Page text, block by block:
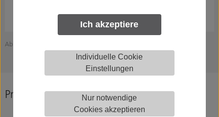
Ich akzeptiere
Individuelle Cookie
Einstellungen
Nur notwendige
Cookies akzeptieren
Abbildung zeigt KWS 9901.96
Produkt konfigurieren